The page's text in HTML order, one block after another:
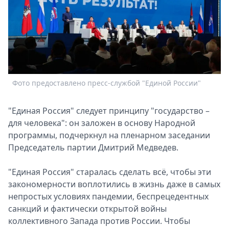
О
Metro
Стримы
Спецпроекты
Звезды
Выборы
2026
Metro
Фото предоставлено пресс-службой "Единой России"
"Единая Россия" следует принципу "государство –
для человека": он заложен в основу Народной
программы, подчеркнул на пленарном заседании
Председатель партии Дмитрий Медведев.
"Единая Россия" старалась сделать всё, чтобы эти
закономерности воплотились в жизнь даже в самых
непростых условиях пандемии, беспрецедентных
санкций и фактически открытой войны
коллективного Запада против России. Чтобы